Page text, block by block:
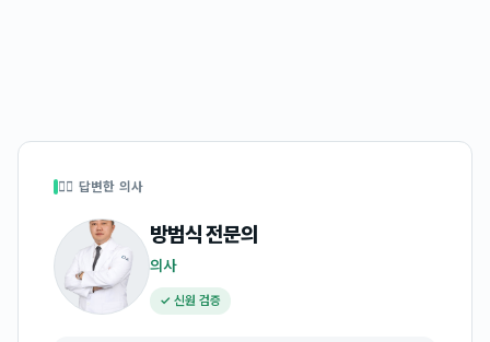
👩‍⚕️ 답변한 의사
방범식전문의
의사
✓ 신원 검증